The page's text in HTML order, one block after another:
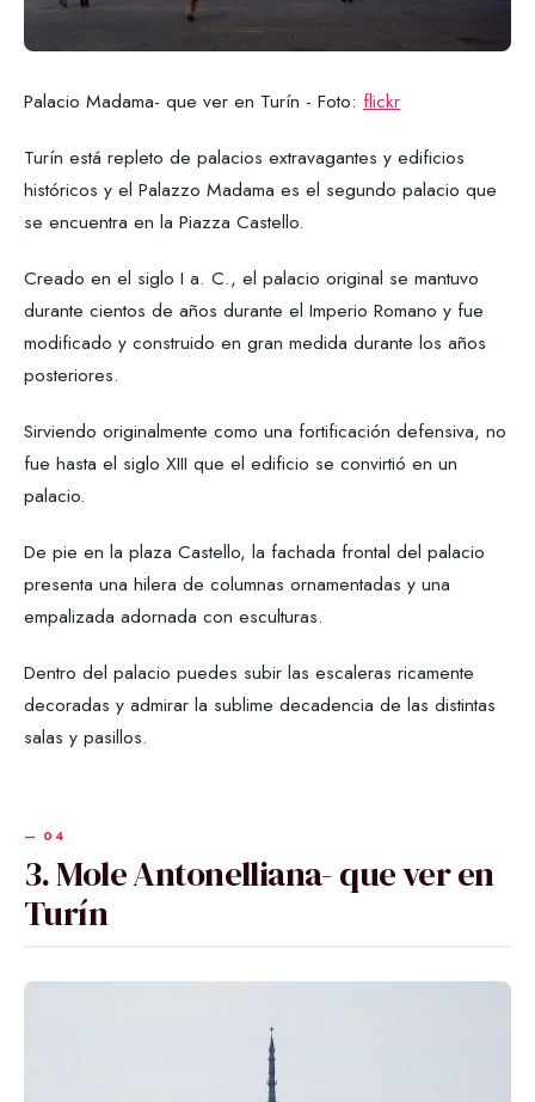
Palacio Madama- que ver en Turín - Foto: flickr
Turín está repleto de palacios extravagantes y edificios
históricos y el Palazzo Madama es el segundo palacio que
se encuentra en la Piazza Castello.
Creado en el siglo I a. C., el palacio original se mantuvo
durante cientos de años durante el Imperio Romano y fue
modificado y construido en gran medida durante los años
posteriores.
Sirviendo originalmente como una fortificación defensiva, no
fue hasta el siglo XIII que el edificio se convirtió en un
palacio.
De pie en la plaza Castello, la fachada frontal del palacio
presenta una hilera de columnas ornamentadas y una
empalizada adornada con esculturas.
Dentro del palacio puedes subir las escaleras ricamente
decoradas y admirar la sublime decadencia de las distintas
salas y pasillos.
3. Mole Antonelliana- que ver en
Turín